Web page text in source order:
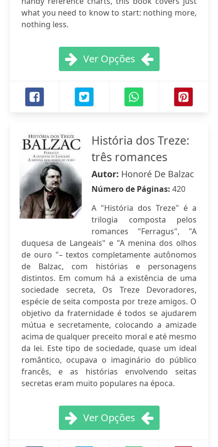
what you need to know to start: nothing more,
nothing less.
Ver Opções
História dos Treze:
três romances
Autor: Honoré De Balzac
Número de Páginas: 420
A "História dos Treze" é a
trilogia composta pelos
romances "Ferragus", "A
duquesa de Langeais" e "A menina dos olhos
de ouro "– textos completamente autônomos
de Balzac, com histórias e personagens
distintos. Em comum há a existência de uma
sociedade secreta, Os Treze Devoradores,
espécie de seita composta por treze amigos. O
objetivo da fraternidade é todos se ajudarem
mútua e secretamente, colocando a amizade
acima de qualquer preceito moral e até mesmo
da lei. Este tipo de sociedade, quase um ideal
romântico, ocupava o imaginário do público
francês, e as histórias envolvendo seitas
secretas eram muito populares na época.
Ver Opções